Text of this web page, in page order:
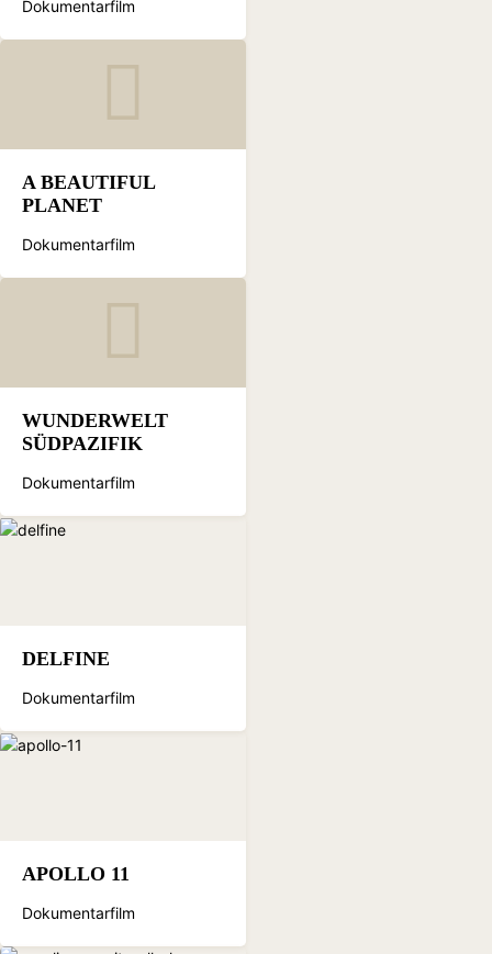
Dokumentarfilm
A BEAUTIFUL
PLANET
Dokumentarfilm
WUNDERWELT
SÜDPAZIFIK
Dokumentarfilm
DELFINE
Dokumentarfilm
APOLLO 11
Dokumentarfilm